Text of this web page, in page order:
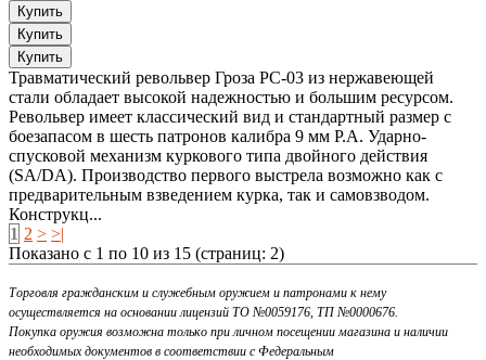
Травматический револьвер Гроза РС-03 из нержавеющей
стали обладает высокой надежностью и большим ресурсом.
Револьвер имеет классический вид и стандартный размер с
боезапасом в шесть патронов калибра 9 мм P.A. Ударно-
спусковой механизм куркового типа двойного действия
(SA/DA). Производство первого выстрела возможно как с
предварительным взведением курка, так и самовзводом.
Конструкц...
1 2 > >|
Показано с 1 по 10 из 15 (страниц: 2)
Торговля гражданским и служебным оружием и патронами к нему
осуществляется на основании лицензий ТО №0059176, ТП №0000676.
Покупка оружия возможна только при личном посещении магазина и наличии
необходимых документов в соответствии с Федеральным